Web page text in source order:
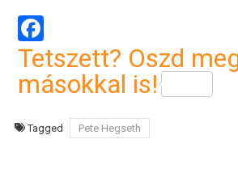
Facebook
Tetszett? Oszd
másokkal is!
Tagged Pete Hegseth